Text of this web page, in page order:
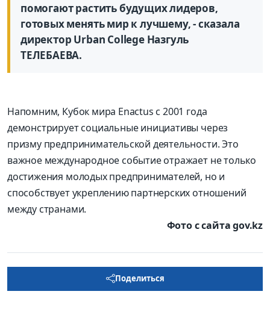
помогают растить будущих лидеров,
готовых менять мир к лучшему, - сказала
директор Urban College Назгуль
ТЕЛЕБАЕВА.
Напомним, Кубок мира Enactus с 2001 года
демонстрирует социальные инициативы через
призму предпринимательской деятельности. Это
важное международное событие отражает не только
достижения молодых предпринимателей, но и
способствует укреплению партнерских отношений
между странами.
Фото с сайта gov.kz
Поделиться